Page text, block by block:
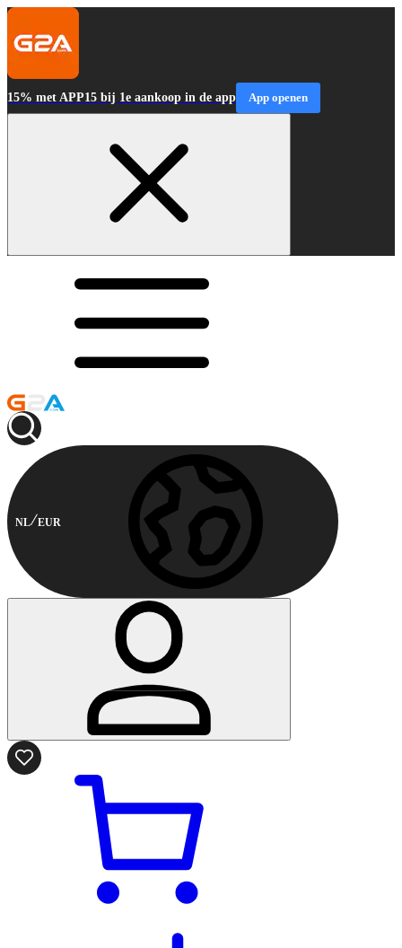
15% met APP15 bij 1e aankoop in de app App openen
NL EUR